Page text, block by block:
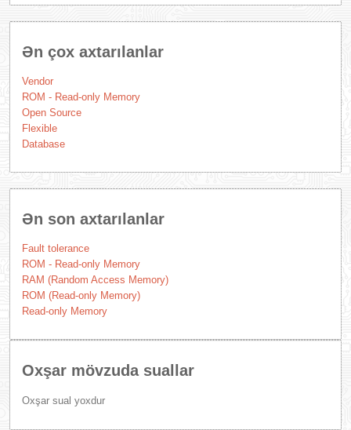
Ən çox axtarılanlar
Vendor
ROM - Read-only Memory
Open Source
Flexible
Database
Ən son axtarılanlar
Fault tolerance
ROM - Read-only Memory
RAM (Random Access Memory)
ROM (Read-only Memory)
Read-only Memory
Oxşar mövzuda suallar
Oxşar sual yoxdur